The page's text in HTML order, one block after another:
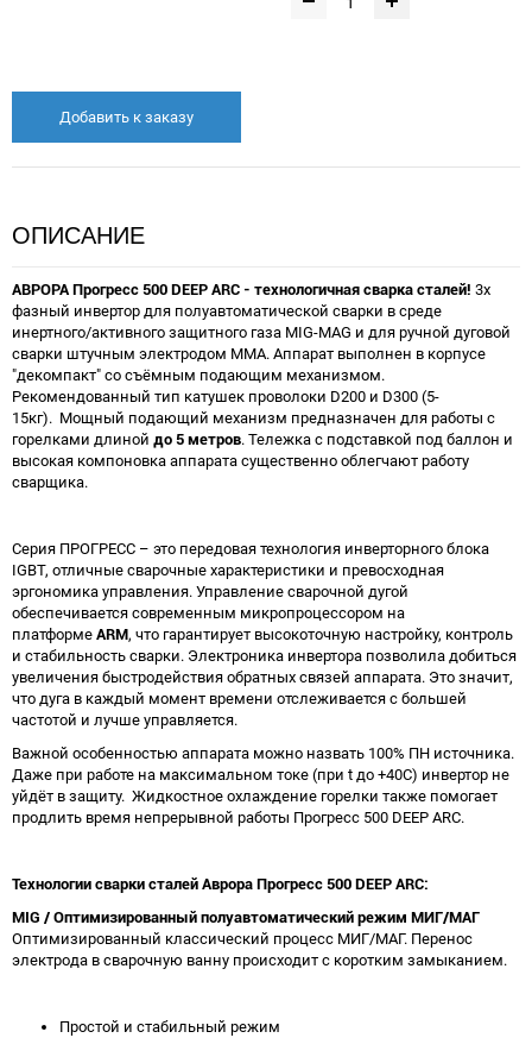
Добавить к заказу
ОПИСАНИЕ
АВРОРА Прогресс 500 DEEP ARC - технологичная сварка сталей! 3х
фазный инвертор для полуавтоматической сварки в среде
инертного/активного защитного газа MIG-MAG и для ручной дуговой
сварки штучным электродом MMA. Аппарат выполнен в корпусе
"декомпакт" со съёмным подающим механизмом.
Рекомендованный тип катушек проволоки D200 и D300 (5-
15кг). Мощный подающий механизм предназначен для работы с
горелками длиной до 5 метров. Тележка с подставкой под баллон и
высокая компоновка аппарата существенно облегчают работу
сварщика.
Серия ПРОГРЕСС – это передовая технология инверторного блока
IGBT, отличные сварочные характеристики и превосходная
эргономика управления. Управление сварочной дугой
обеспечивается современным микропроцессором на
платформе ARM, что гарантирует высокоточную настройку, контроль
и стабильность сварки. Электроника инвертора позволила добиться
увеличения быстродействия обратных связей аппарата. Это значит,
что дуга в каждый момент времени отслеживается с большей
частотой и лучше управляется.
Важной особенностью аппарата можно назвать 100% ПН источника.
Даже при работе на максимальном токе (при t до +40С) инвертор не
уйдёт в защиту. Жидкостное охлаждение горелки также помогает
продлить время непрерывной работы Прогресс 500 DEEP ARC.
Технологии сварки сталей Аврора Прогресс 500 DEEP ARC:
MIG / Оптимизированный полуавтоматический режим МИГ/МАГ
Оптимизированный классический процесс МИГ/МАГ. Перенос
электрода в сварочную ванну происходит с коротким замыканием.
Простой и стабильный режим